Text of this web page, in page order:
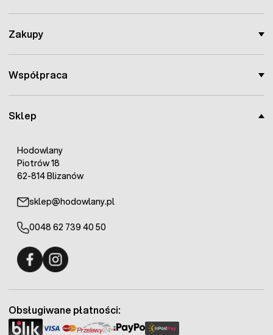
Sklep
Hodowlany
Piotrów 18
62-814 Blizanów
sklep@hodowlany.pl
0048 62 739 40 50
Zakupy
Współpraca
Obsługiwane płatności: